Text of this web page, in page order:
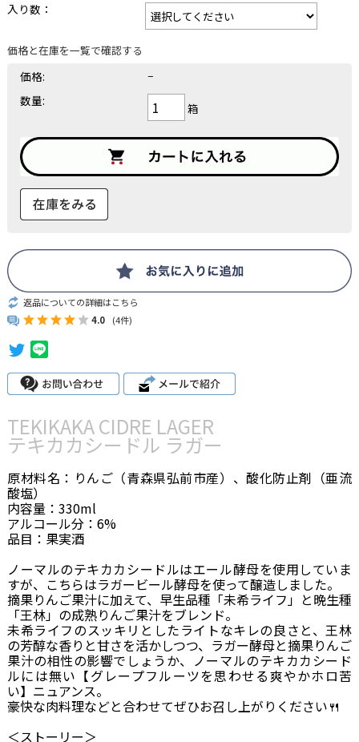
入り数：
価格と在庫を一覧で確認する
価格: −
数量: 箱
返品についての詳細はこちら
4.0
(4件)
TEKIKAKA CIDRE LAGER
テキカカシードル ラガー
原材料名：りんご（青森県弘前市産）、酸化防止剤（亜流
酸塩）
内容量：330ml
アルコール分：6%
品目：果実酒
ノーマルのテキカカシードルはエール酵母を使用していま
すが、こちらはラガービール酵母を使って醸造しました。
摘果りんご果汁に加えて、早生品種「未希ライフ」と晩生種
「王林」の成熟りんご果汁をブレンド。
未希ライフのスッキリとしたライトなキレの良さと、王林
の芳醇な香りと甘さを活かしつつ、ラガー酵母と摘果りんご
果汁の相性の影響でしょうか、ノーマルのテキカカシード
ルには無い【グレープフルーツを思わせる爽やかホロ苦
い】ニュアンス。
豪快な肉料理などと合わせてぜひお召し上がりください🍴
＜ストーリー＞